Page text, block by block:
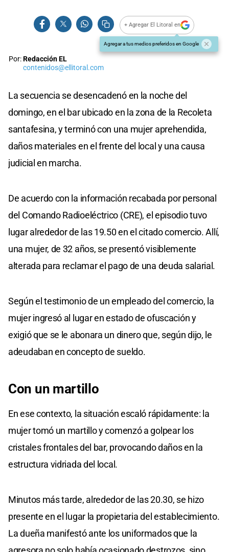
+ Agregar El Litoral en
Agregar a tus medios preferidos en Google
Por:Redacción EL
contenidos@ellitoral.com
La secuencia se desencadenó en la noche del
domingo, en el bar ubicado en la zona de la Recoleta
santafesina, y terminó con una mujer aprehendida,
daños materiales en el frente del local y una causa
judicial en marcha.
De acuerdo con la información recabada por personal
del Comando Radioeléctrico (CRE), el episodio tuvo
lugar alrededor de las 19.50 en el citado comercio. Allí,
una mujer, de 32 años, se presentó visiblemente
alterada para reclamar el pago de una deuda salarial.
Según el testimonio de un empleado del comercio, la
mujer ingresó al lugar en estado de ofuscación y
exigió que se le abonara un dinero que, según dijo, le
adeudaban en concepto de sueldo.
Con un martillo
En ese contexto, la situación escaló rápidamente: la
mujer tomó un martillo y comenzó a golpear los
cristales frontales del bar, provocando daños en la
estructura vidriada del local.
Minutos más tarde, alrededor de las 20.30, se hizo
presente en el lugar la propietaria del establecimiento.
La dueña manifestó ante los uniformados que la